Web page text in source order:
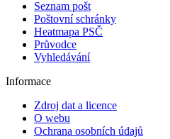
Seznam pošt
Poštovní schránky
Heatmapa PSČ
Průvodce
Vyhledávání
Informace
Zdroj dat a licence
O webu
Ochrana osobních údajů